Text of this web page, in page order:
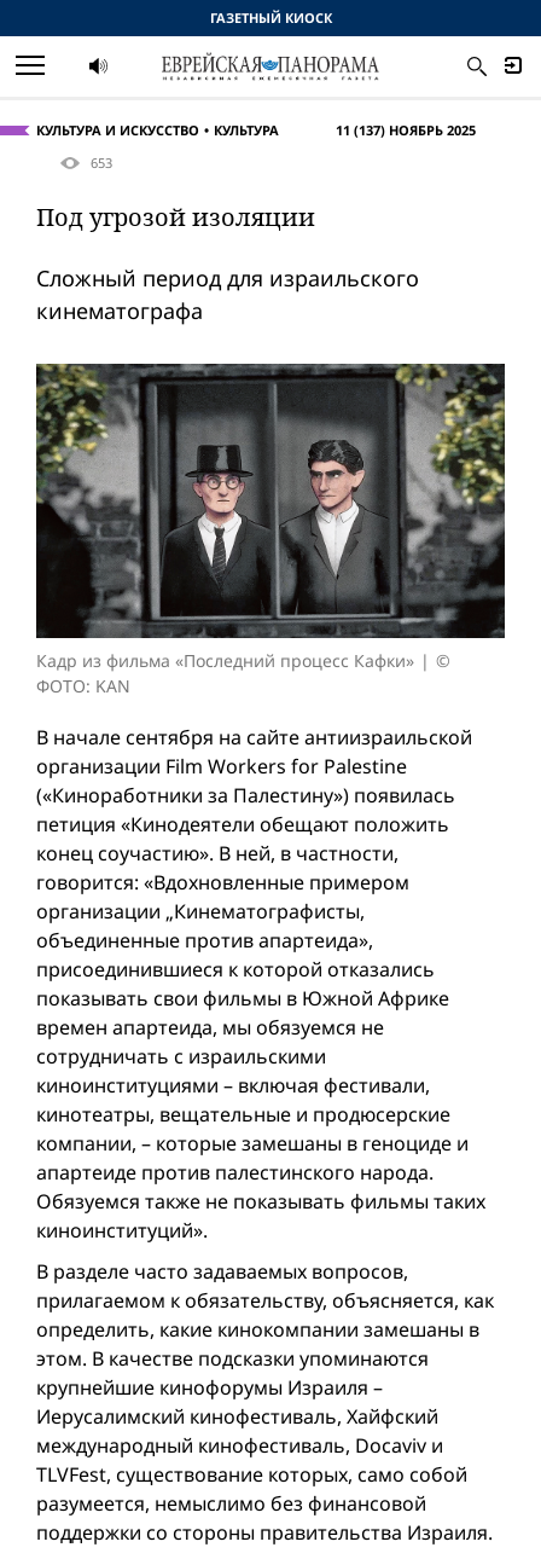
КУЛЬТУРА И ИСКУССТВО КУЛЬТУРА
11 (137) НОЯБРЬ 2025
653
Под угрозой изоляции
Сложный период для израильского
кинематографа
Кадр из фильма «Последний процесс Кафки»
©
ФОТО: KAN
В начале сентября на сайте антиизраильской
организации Film Workers for Palestine
(«Киноработники за Палестину») появилась
петиция «Кинодеятели обещают положить
конец соучастию». В ней, в частности,
говорится: «Вдохновленные примером
организации „Кинематографисты,
объединенные против апартеида»,
присоединившиеся к которой отказались
показывать свои фильмы в Южной Африке
времен апартеида, мы обязуемся не
сотрудничать с израильскими
киноинституциями – включая фестивали,
кинотеатры, вещательные и продюсерские
компании, – которые замешаны в геноциде и
апартеиде против палестинского народа.
Обязуемся также не показывать фильмы таких
киноинституций».
В разделе часто задаваемых вопросов,
прилагаемом к обязательству, объясняется, как
определить, какие кинокомпании замешаны в
этом. В качестве подсказки упоминаются
крупнейшие кинофорумы Израиля –
Иерусалимский кинофестиваль, Хайфский
международный кинофестиваль, Docaviv и
TLVFest, существование которых, само собой
разумеется, немыслимо без финансовой
поддержки со стороны правительства Израиля.
ГАЗЕТНЫЙ КИОСК